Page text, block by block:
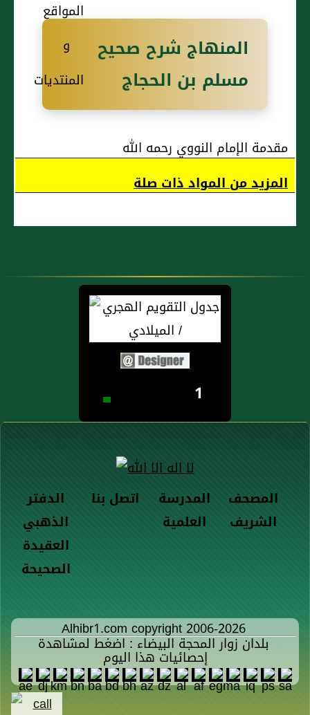
المنهاج شرح صحيح
مسلم بن الحجاج
مقدمة الإمام النووي رحمه الله
المزيد من المواد ذات صلة
1
الدفتر
الذهبي
اتصل بنا
المدرسة
العلمية
المصحف
الشريف
العقيدة
الصحيحة
Alhibr1.com copyright 2006-2026
بلدان زوار المحجة البيضاء : اضغط لمشاهدة
إحصائيات هذا اليوم